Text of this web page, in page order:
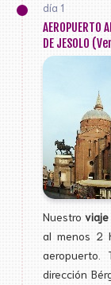
día 1
AEROPUERTO
DE JESOLO
Nuestro
al menos 2
aeropuerto.
dirección